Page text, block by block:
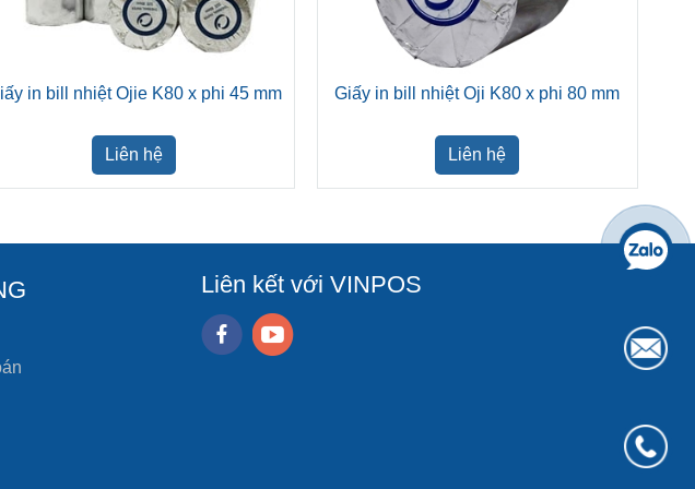
Liên kết với VINPOS
in bill nhiệt Ojie K80 x phi 45 mm
Liên hệ
Giấy in bill nhiệt Oji K80 x phi 80 mm
Liên hệ